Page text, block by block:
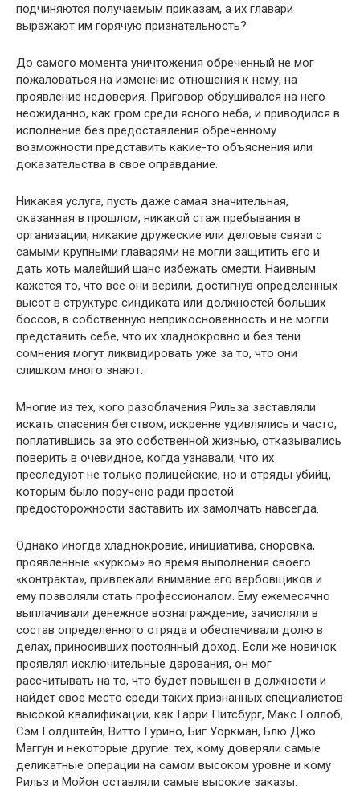
подчиняются получаемым приказам, а их главари
выражают им горячую признательность?
До самого момента уничтожения обреченный не мог
пожаловаться на изменение отношения к нему, на
проявление недоверия. Приговор обрушивался на него
неожиданно, как гром среди ясного неба, и приводился в
исполнение без предоставления обреченному
возможности представить какие-то объяснения или
доказательства в свое оправдание.
Никакая услуга, пусть даже самая значительная,
оказанная в прошлом, никакой стаж пребывания в
организации, никакие дружеские или деловые связи с
самыми крупными главарями не могли защитить его и
дать хоть малейший шанс избежать смерти. Наивным
кажется то, что все они верили, достигнув определенных
высот в структуре синдиката или должностей больших
боссов, в собственную неприкосновенность и не могли
представить себе, что их хладнокровно и без тени
сомнения могут ликвидировать уже за то, что они
слишком много знают.
Многие из тех, кого разоблачения Рильза заставляли
искать спасения бегством, искренне удивлялись и часто,
поплатившись за это собственной жизнью, отказывались
поверить в очевидное, когда узнавали, что их
преследуют не только полицейские, но и отряды убийц,
которым было поручено ради простой
предосторожности заставить их замолчать навсегда.
Однако иногда хладнокровие, инициатива, сноровка,
проявленные «курком» во время выполнения своего
«контракта», привлекали внимание его вербовщиков и
ему позволяли стать профессионалом. Ему ежемесячно
выплачивали денежное вознаграждение, зачисляли в
состав определенного отряда и обеспечивали долю в
делах, приносивших постоянный доход. Если же новичок
проявлял исключительные дарования, он мог
рассчитывать на то, что будет повышен в должности и
найдет свое место среди таких признанных специалистов
высокой квалификации, как Гарри Питсбург, Макс Голлоб,
Сэм Голдштейн, Витто Гурино, Биг Уоркман, Блю Джо
Маггун и некоторые другие: тех, кому доверяли самые
деликатные операции на самом высоком уровне и кому
Рильз и Мойон оставляли самые высокие заказы.